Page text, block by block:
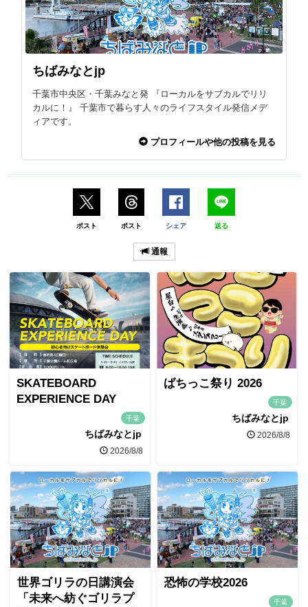
ちばみなとjp
千葉市中央区・千葉みなと発 『ローカルをサブカルでリリ
カルに！』 千葉市で暮らす人々のライフスタイル発信メデ
ィアです。
プロフィールや他の投稿を見る
ポスト ポスト シェア 送る
通報
SKATEBOARD
EXPERIENCE DAY
千葉
ちばみなとjp
2026/8/8
ばちっこ祭り 2026
千葉
ちばみなとjp
2026/8/8
世界ゴリラの日講演会
「未来へ紡ぐゴリラプ
恐怖の学校2026
千葉